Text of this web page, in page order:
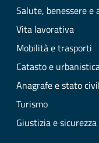
Salute, benessere e
Vita lavorativa
Mobilità e trasporti
Catasto e
Anagrafe e stato
Turismo
Giustizia e